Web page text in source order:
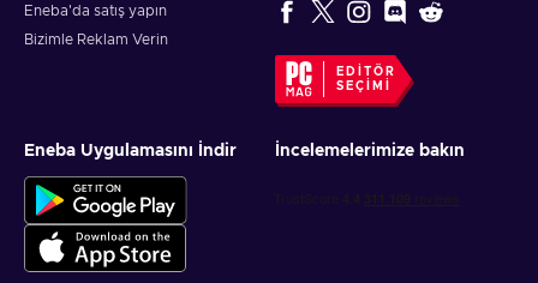
Eneba'da satış yapın
Bizimle Reklam Verin
EDITÖR
SEÇIMI
Eneba Uygulamasını İndir İncelemelerimize bakın